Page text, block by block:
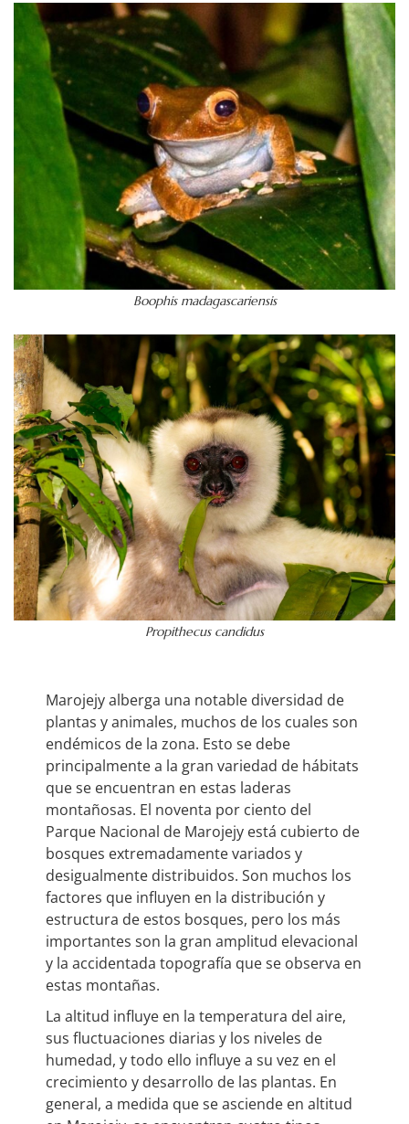
Boophis madagascariensis
Propithecus candidus
Marojejy alberga una notable diversidad de
plantas y animales, muchos de los cuales son
endémicos de la zona. Esto se debe
principalmente a la gran variedad de hábitats
que se encuentran en estas laderas
montañosas. El noventa por ciento del
Parque Nacional de Marojejy está cubierto de
bosques extremadamente variados y
desigualmente distribuidos. Son muchos los
factores que influyen en la distribución y
estructura de estos bosques, pero los más
importantes son la gran amplitud elevacional
y la accidentada topografía que se observa en
estas montañas.
La altitud influye en la temperatura del aire,
sus fluctuaciones diarias y los niveles de
humedad, y todo ello influye a su vez en el
crecimiento y desarrollo de las plantas. En
general, a medida que se asciende en altitud